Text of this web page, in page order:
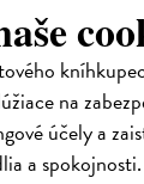
na
účely a
a spokojnosti.
z kameňa 2